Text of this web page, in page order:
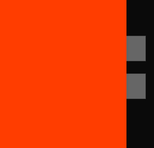
iniciativas y proyectos para